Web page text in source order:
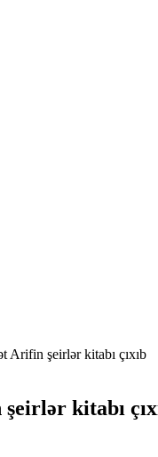
Arifin şeirlər kitabı çıxıb
kitabı